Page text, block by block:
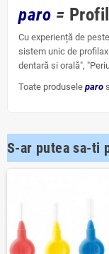
paro =
Cu experiență de
sistem unic de
dentară si orală",
Toate produsele paro
S-ar putea sa-ti